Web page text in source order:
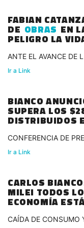
FABIAN
DE OBRAS EN
PELIGRO LA
ANTE EL AVANCE DE
Ir a Link
BIANCO
SUPERA LOS
DISTRIBUIDOS
CONFERENCIA DE
Ir a Link
CARLOS
MILEI TODOS
ECONOMÍA
CAÍDA DE CONSUMO